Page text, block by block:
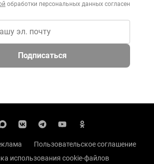
обработки персональных данных согласен
Подписаться
Пользовательское соглашение
использования cookie-файлов